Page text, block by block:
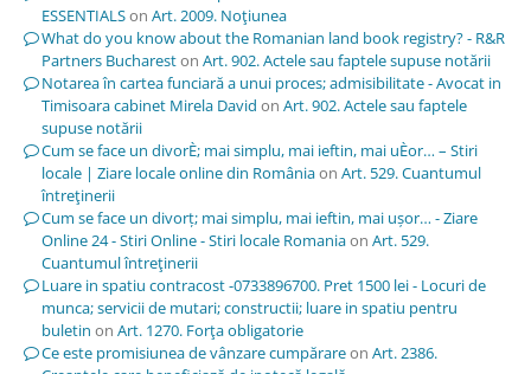
ESSENTIALSon Art. 2009. Noţiunea
What do you know about the Romanian land book registry? - R&R
Partners Buchareston Art. 902. Actele sau faptele supuse notării
Notarea în cartea funciară a unui proces; admisibilitate - Avocat in
Timisoara cabinet Mirela David on Art. 902. Actele sau faptele
supuse notării
Cum se face un divorÈ; mai simplu, mai ieftin, mai uÈor… – Stiri
locale | Ziare locale online din Româniaon Art. 529. Cuantumul
întreţinerii
Cum se face un divorț; mai simplu, mai ieftin, mai ușor… - Ziare
Online 24 - Stiri Online - Stiri locale Romaniaon Art. 529.
Cuantumul întreţinerii
Luare in spatiu contracost -0733896700. Pret 1500 lei - Locuri de
munca; servicii de mutari; constructii; luare in spatiu pentru
buletin on Art. 1270. Forţa obligatorie
Ce este promisiunea de vânzare cumpărareon Art. 2386.